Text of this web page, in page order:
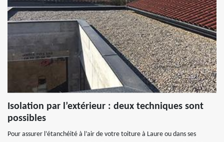
Isolation par l’extérieur : deux techniques sont
possibles
Pour assurer l’étanchéité à l’air de votre toiture à Laure ou dans ses